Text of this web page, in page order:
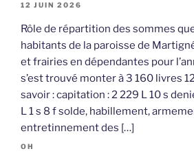
12 JUIN 2026
Rôle de répartition des sommes
habitants de la paroisse de
et frairies en dépendantes pour
s’est trouvé monter à 3 160 livres
savoir : capitation : 2 229 L 10 s
L 1 s 8 f solde, habillement,
entretinnement des […]
OH